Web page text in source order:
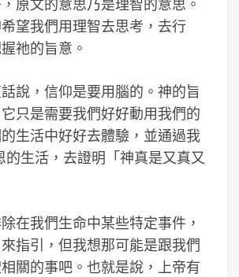
原文的意思乃是理智的意思。
望我們用理智去思考，去行
祂的旨意。
說，信仰是要用腦的。神的旨
只是需要我們好好動用我們的
生活中好好去體驗，並通過我
的生活，去證明「神真是又真又
在我們生命中某些特定事件，
指引，但我想那可能是跟我們
關的事吧。也就是說，上帝有